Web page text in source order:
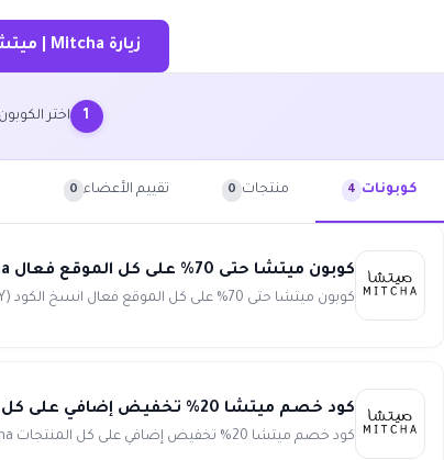
زيارة Mitcha | ميتشا ←
1 اختر
كوبونات 4 منتجات 0 تقييم الأعضاء 0
كوبون ميتشا حتى 70% على كل الموقع فعال Mitcha
كوبون ميتشا حتى 70% على كل الموقع فعال انسخ الكود (WAFY) كود الخصم WAFY قيمة الخصم ...
كود خصم ميتشا 20% تخفيض إضافي على كل المنتجات Mitcha
كود خصم ميتشا 20% تخفيض إضافي على كل المنتجات Mitcha كود الخصم WAFY ...